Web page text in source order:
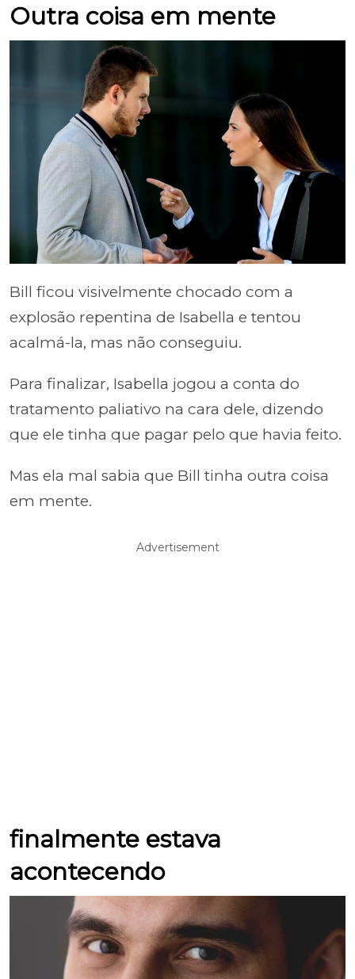
Outra coisa em mente
Bill ficou visivelmente chocado com a
explosão repentina de Isabella e tentou
acalmá-la, mas não conseguiu.
Para finalizar, Isabella jogou a conta do
tratamento paliativo na cara dele, dizendo
que ele tinha que pagar pelo que havia feito.
Mas ela mal sabia que Bill tinha outra coisa
em mente.
Advertisement
finalmente estava
acontecendo